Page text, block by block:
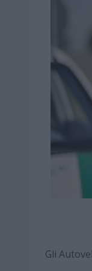
Gli